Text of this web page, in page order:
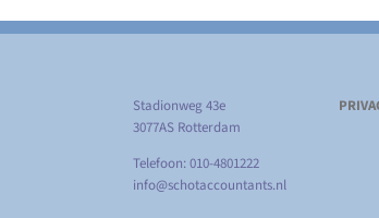
Stadionweg 43e
3077AS Rotterdam
Telefoon: 010-4801222
info@schotaccountants.nl